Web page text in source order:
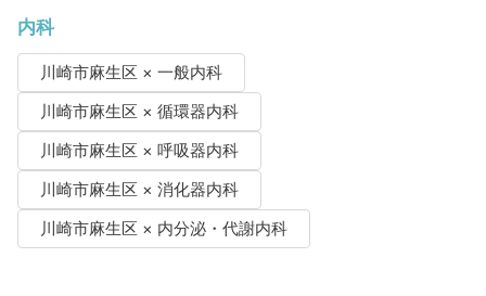
内科
川崎市麻生区 × 一般内科
川崎市麻生区 × 循環器内科
川崎市麻生区 × 呼吸器内科
川崎市麻生区 × 消化器内科
川崎市麻生区 × 内分泌・代謝内科